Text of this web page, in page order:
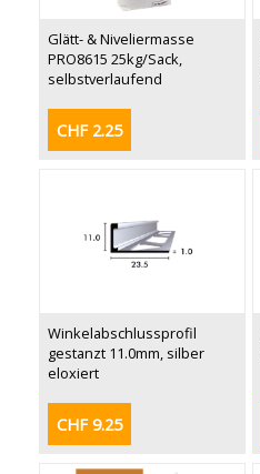
Glätt- & Niveliermasse
PRO8615 25kg/Sack,
selbstverlaufend
CHF 2.25
Winkelabschlussprofil
gestanzt 11.0mm, silber
eloxiert
CHF 9.25